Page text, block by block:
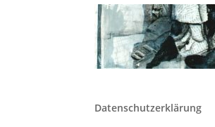
Datenschutzerklärung